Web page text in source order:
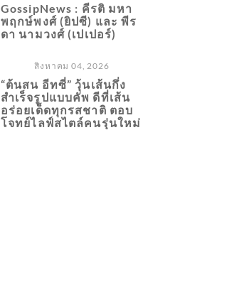
GossipNews : คีรติ มหา
พฤกษ์พงศ์ (ยิปซี) และ พีร
ดา นามวงศ์ (เปเปอร์)
สิงหาคม 04, 2026
“ต้นสน อีทซี่” วุ้นเส้นกึ่ง
สำเร็จรูปแบบคัพ ดีที่เส้น
อร่อยเด็ดทุกรสชาติ ตอบ
โจทย์ไลฟ์สไตล์คนรุ่นใหม่